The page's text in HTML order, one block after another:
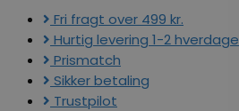
Fri fragt over 499 kr.
Hurtig levering 1-2 hverdage
Prismatch
Sikker betaling
Trustpilot